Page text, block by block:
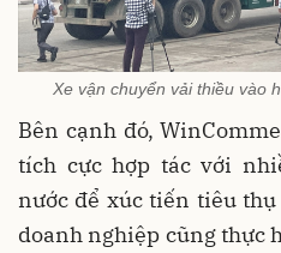
Xe vận chuyển vải thiều vào
Bên cạnh đó,
tích cực hợp tác với
nước để xúc tiến tiêu
doanh nghiệp cũng thực